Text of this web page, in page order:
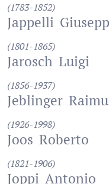
(1783-1852)
Jappelli
(1801-1865)
Jarosch Luigi
(1856-1937)
Jeblinger
(1926-1998)
Joos Roberto
(1821-1906)
Joppi Antonio